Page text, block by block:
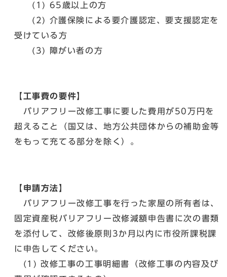
(1) 65歳以上の方
(2) 介護保険による要介護認定、要支援認定を
受けている方
(3) 障がい者の方
【工事費の要件】
バリアフリー改修工事に要した費用が50万円を
超えること（国又は、地方公共団体からの補助金等
をもって充てる部分を除く）。
【申請方法】
バリアフリー改修工事を行った家屋の所有者は、
固定資産税バリアフリー改修減額申告書に次の書類
を添付して、改修後原則3か月以内に市役所課税課
に申告してください。
(1) 改修工事の工事明細書（改修工事の内容及び